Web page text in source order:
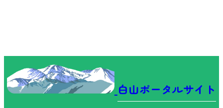
白山ポータルサイト